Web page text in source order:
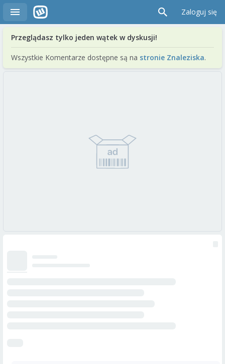
Zaloguj się
Przeglądasz tylko jeden wątek w dyskusji!
Wszystkie Komentarze dostępne są na stronie Znaleziska.